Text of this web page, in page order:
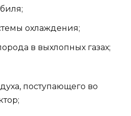
охлаждения;
в выхлопных газах;
поступающего во